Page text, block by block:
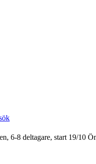
6-8 deltagare, start 19/10